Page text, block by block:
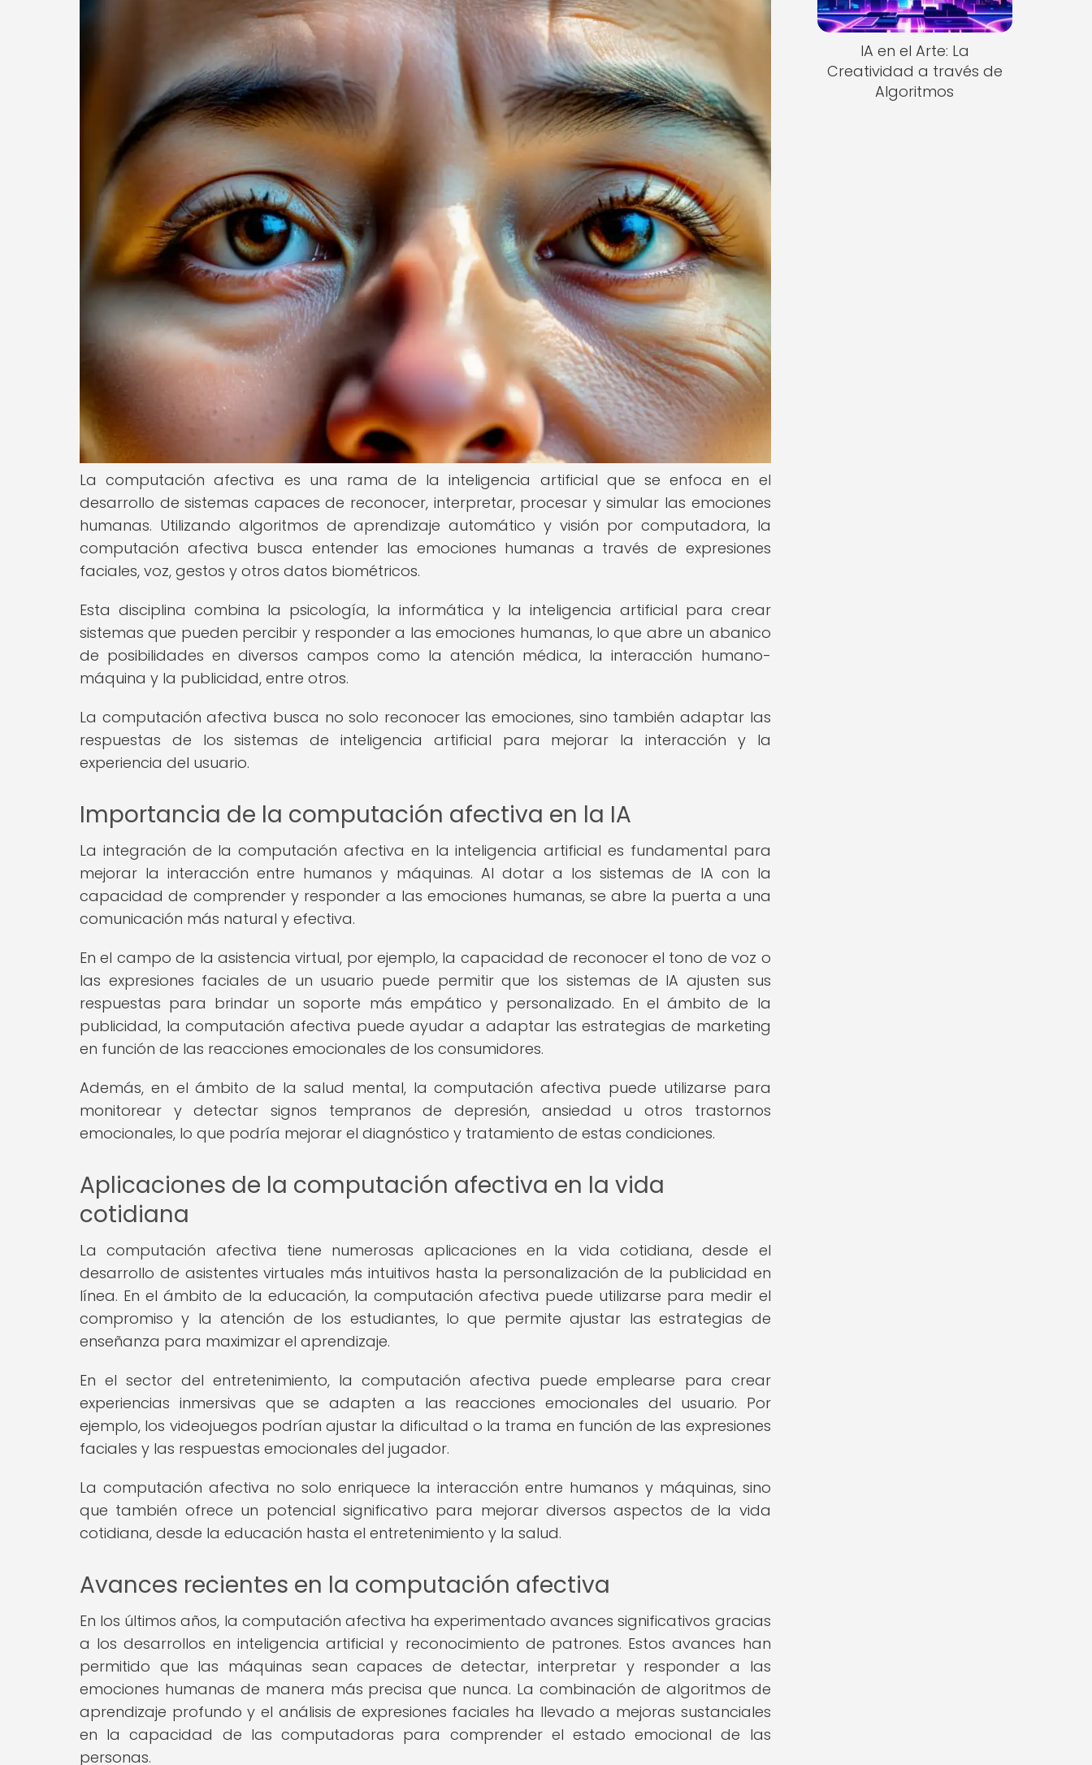
La computación afectiva es una rama de la inteligencia artificial que se enfoca en el
desarrollo de sistemas capaces de reconocer, interpretar, procesar y simular las emociones
humanas. Utilizando algoritmos de aprendizaje automático y visión por computadora, la
computación afectiva busca entender las emociones humanas a través de expresiones
faciales, voz, gestos y otros datos biométricos.
Esta disciplina combina la psicología, la informática y la inteligencia artificial para crear
sistemas que pueden percibir y responder a las emociones humanas, lo que abre un abanico
de posibilidades en diversos campos como la atención médica, la interacción humano-
máquina y la publicidad, entre otros.
La computación afectiva busca no solo reconocer las emociones, sino también adaptar las
respuestas de los sistemas de inteligencia artificial para mejorar la interacción y la
experiencia del usuario.
Importancia de la computación afectiva en la IA
La integración de la computación afectiva en la inteligencia artificial es fundamental para
mejorar la interacción entre humanos y máquinas. Al dotar a los sistemas de IA con la
capacidad de comprender y responder a las emociones humanas, se abre la puerta a una
comunicación más natural y efectiva.
En el campo de la asistencia virtual, por ejemplo, la capacidad de reconocer el tono de voz o
las expresiones faciales de un usuario puede permitir que los sistemas de IA ajusten sus
respuestas para brindar un soporte más empático y personalizado. En el ámbito de la
publicidad, la computación afectiva puede ayudar a adaptar las estrategias de marketing
en función de las reacciones emocionales de los consumidores.
Además, en el ámbito de la salud mental, la computación afectiva puede utilizarse para
monitorear y detectar signos tempranos de depresión, ansiedad u otros trastornos
emocionales, lo que podría mejorar el diagnóstico y tratamiento de estas condiciones.
Aplicaciones de la computación afectiva en la vida
cotidiana
La computación afectiva tiene numerosas aplicaciones en la vida cotidiana, desde el
desarrollo de asistentes virtuales más intuitivos hasta la personalización de la publicidad en
línea. En el ámbito de la educación, la computación afectiva puede utilizarse para medir el
compromiso y la atención de los estudiantes, lo que permite ajustar las estrategias de
enseñanza para maximizar el aprendizaje.
En el sector del entretenimiento, la computación afectiva puede emplearse para crear
experiencias inmersivas que se adapten a las reacciones emocionales del usuario. Por
ejemplo, los videojuegos podrían ajustar la dificultad o la trama en función de las expresiones
faciales y las respuestas emocionales del jugador.
La computación afectiva no solo enriquece la interacción entre humanos y máquinas, sino
que también ofrece un potencial significativo para mejorar diversos aspectos de la vida
cotidiana, desde la educación hasta el entretenimiento y la salud.
Avances recientes en la computación afectiva
En los últimos años, la computación afectiva ha experimentado avances significativos gracias
a los desarrollos en inteligencia artificial y reconocimiento de patrones. Estos avances han
permitido que las máquinas sean capaces de detectar, interpretar y responder a las
emociones humanas de manera más precisa que nunca. La combinación de algoritmos de
aprendizaje profundo y el análisis de expresiones faciales ha llevado a mejoras sustanciales
en la capacidad de las computadoras para comprender el estado emocional de las
personas.
IA en el Arte: La
Creatividad a través de
Algoritmos